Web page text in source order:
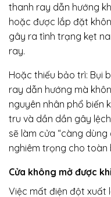
thanh ray dẫn hướng
hoặc được lắp đặt
gây ra tình trạng kẹt
ray.
Hoặc thiếu bảo trì: Bụi
ray dẫn hướng mà
nguyên nhân phổ biến
tru và dần dần gây
sẽ làm cửa “càng dùng
nghiêm trọng cho toàn
Cửa không mở được
Việc mất điện đột xuất